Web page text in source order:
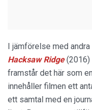
I jämförelse med
Hacksaw Ridge(2016)
framstår det här som
innehåller filmen ett
ett samtal med en